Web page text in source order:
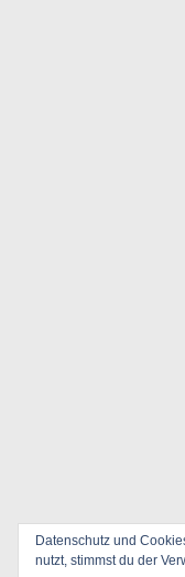
Datenschutz und
nutzt, stimmst du der